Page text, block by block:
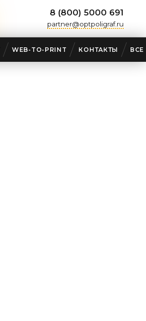
8 (800) 5000 691
partner@optpoligraf.ru
WEB-TO-PRINT КОНТАКТЫ ВСЕ